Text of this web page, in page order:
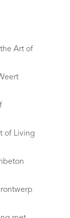
Art of
of Living